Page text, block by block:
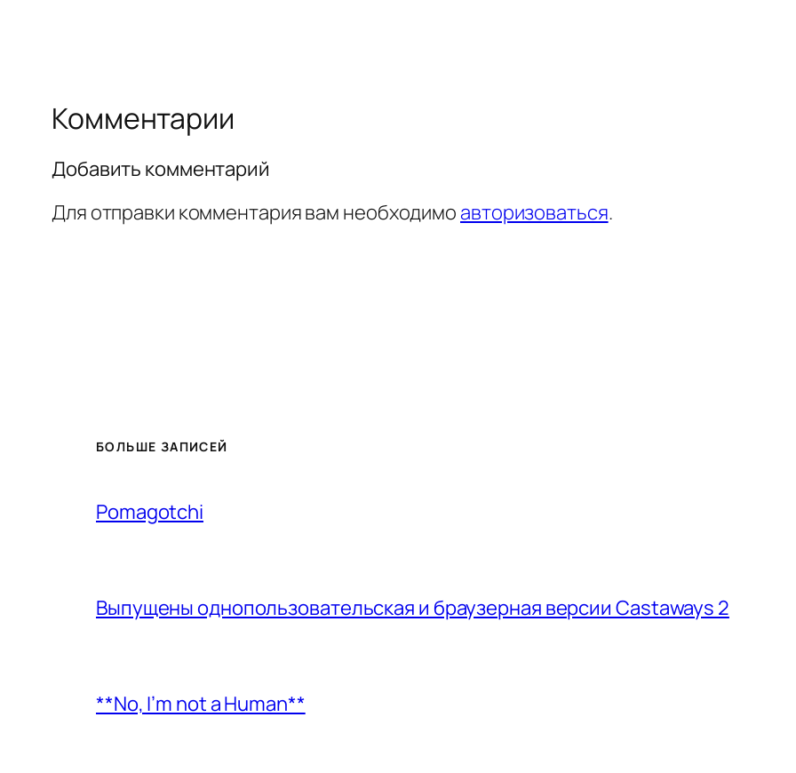
Комментарии
Добавить комментарий
Для отправки комментария вам необходимо авторизоваться.
БОЛЬШЕ ЗАПИСЕЙ
Pomagotchi
Выпущены однопользовательская и браузерная версии Castaways 2
**No, I’m not a Human**